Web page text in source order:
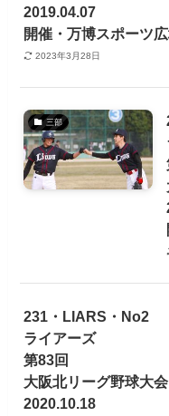
2019.04.07
開催・万博スポーツ
2023年3月28日
三部
231・LIARS・No2
ライアーズ
第83回
大阪北リーグ野球大会
2020.10.18